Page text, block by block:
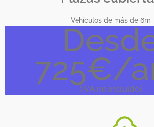
Vehículos de más de 6m
725€/
(IVA no incluido)